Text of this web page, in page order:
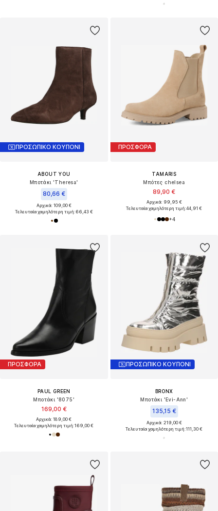
ΠΡΟΣΩΠΙΚΟ ΚΟΥΠΟΝΙ
ABOUT YOU
Μποτάκι 'Theresa'
80,66 €
Αρχικά: 109,00 €
Τελευταία χαμηλότερη τιμή:66,43 €
ΠΡΟΣΦΟΡΑ
TAMARIS
Μπότες chelsea
89,90 €
Αρχικά: 99,95 €
Τελευταία χαμηλότερη τιμή:44,91 €
+4
ΠΡΟΣΦΟΡΑ
PAUL GREEN
Μποτάκι '8075'
169,00 €
Αρχικά: 189,00 €
Τελευταία χαμηλότερη τιμή:169,00 €
ΠΡΟΣΩΠΙΚΟ ΚΟΥΠΟΝΙ
BRONX
Μποτάκι 'Evi-Ann'
135,15 €
Αρχικά: 219,00 €
Τελευταία χαμηλότερη τιμή:111,30 €